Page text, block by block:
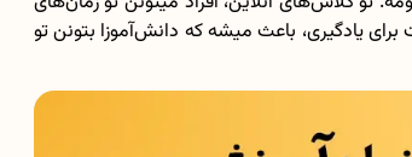
یادگیری، باعث میشه که دانش‌آموزا بتونن تو